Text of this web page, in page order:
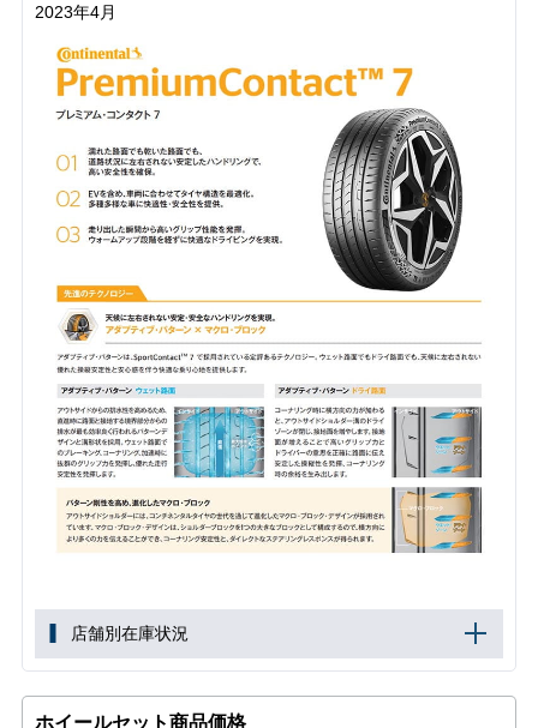
2023年4月
店舗別在庫状況
ホイールセット商品価格